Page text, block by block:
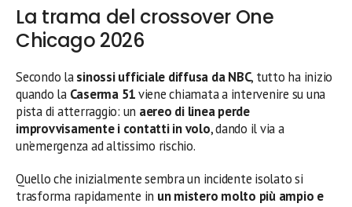
La trama del crossover One
Chicago 2026
Secondo lasinossi ufficiale diffusa da NBC, tutto ha inizio
quando la Caserma 51viene chiamata a intervenire su una
pista di atterraggio: un aereo di linea perde
improvvisamente i contatti in volo, dando il via a
un’emergenza ad altissimo rischio.
Quello che inizialmente sembra un incidente isolato si
trasforma rapidamente in un mistero molto più ampio e